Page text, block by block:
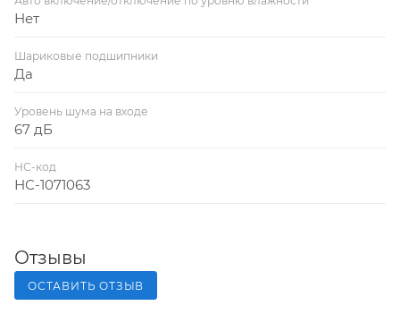
Нет
Шариковые подшипники
Да
Уровень шума на входе
67 дБ
НС-код
НС-1071063
Отзывы
ОСТАВИТЬ ОТЗЫВ